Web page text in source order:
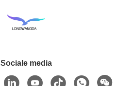
Sociale media